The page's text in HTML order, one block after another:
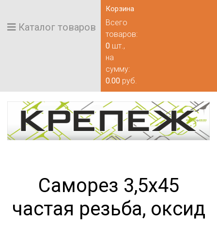
Каталог товаров
Корзина
Всего
товаров:
0 шт.,
на
сумму:
0.00 руб.
Саморез 3,5х45
частая резьба, оксид